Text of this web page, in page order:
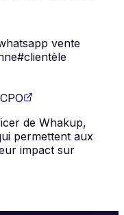
vente
#clientèle
de Whakup,
permettent aux
impact sur